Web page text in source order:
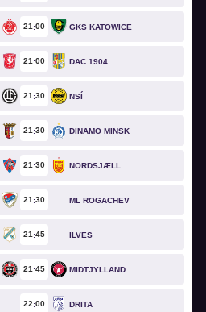
21 00 GKS KATOWICE
21 00 DAC 1904
21 30 NSÍ
21 30 DINAMO MINSK
21 30
21 30 ML ROGACHEV
21 45 ILVES
21 45 MIDTJYLLAND
22 00 DRITA